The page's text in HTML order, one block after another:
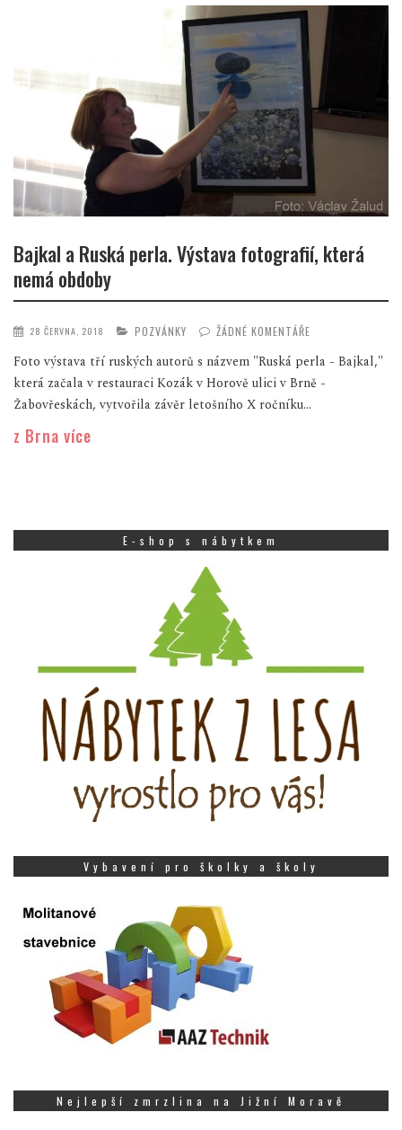
Bajkal a Ruská perla. Výstava fotografií, která
nemá obdoby
28 ČERVNA, 2018 POZVÁNKY ŽÁDNÉ KOMENTÁŘE
Foto výstava tří ruských autorů s názvem "Ruská perla - Bajkal,"
která začala v restauraci Kozák v Horově ulici v Brně -
Žabovřeskách, vytvořila závěr letošního X ročníku...
z Brna více
E-shop s nábytkem
Vybavení pro školky a školy
Nejlepší zmrzlina na Jižní Moravě